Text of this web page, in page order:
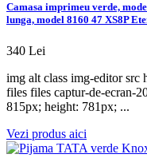
Camasa imprimeu verde,
lunga, model 8160 47 XS8P
340 Lei
img alt class img-editor
files files captur-de-ecran-
815px; height: 781px; ...
Vezi produs aici